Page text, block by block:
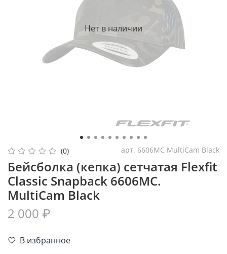
Нет в наличии
(0) арт. 6606MC MultiCam Black
Бейсболка (кепка) сетчатая Flexfit
Classic Snapback 6606MC.
MultiCam Black
2 000 ₽
В избранное